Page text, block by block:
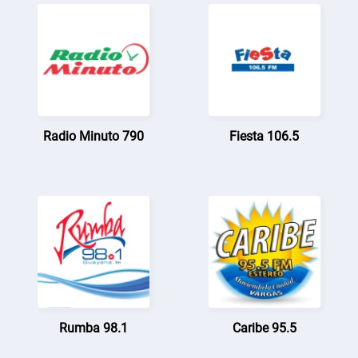
Radio Minuto 790 Fiesta 106.5
Rumba 98.1 Caribe 95.5